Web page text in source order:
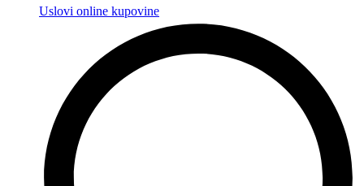
Uslovi online kupovine